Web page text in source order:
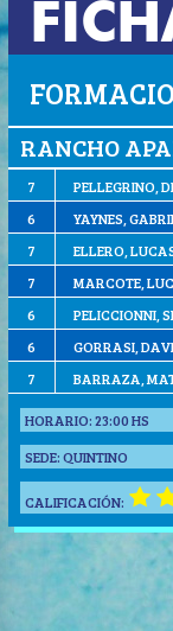
RANCHO
7
PELLEGRINO,
6
YAYNES,
7
ELLERO,
7
MARCOTE,
6
PELICCIONNI,
6
GORRASI,
7 BARRAZA,
HORARIO:23:00 HS
SEDE:QUINTINO
CALIFICACIÓN: